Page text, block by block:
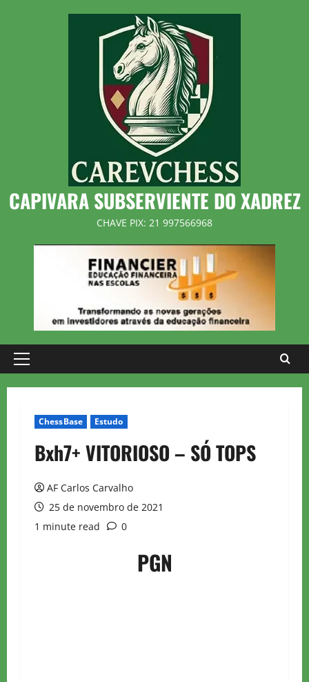
CAPIVARA SUBSERVIENTE DO XADREZ
CHAVE PIX: 21 997566968
Primary
ChessBase Estudo
Bxh7+ VITORIOSO – SÓ TOPS
AF Carlos Carvalho
25 de novembro de 2021
1 minute read
0
PGN